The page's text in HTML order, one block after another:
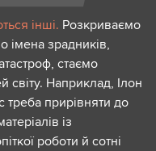
інші. Розкриваємо
імена зрадників,
стаємо
Наприклад, Ілон
треба прирівняти до
із
роботи й сотні